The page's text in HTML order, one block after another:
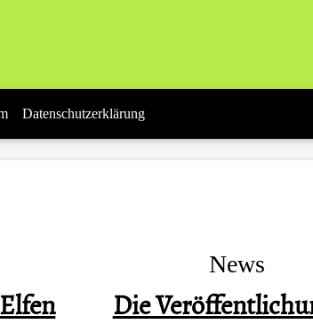
Datenschutzerklärung
News
Die